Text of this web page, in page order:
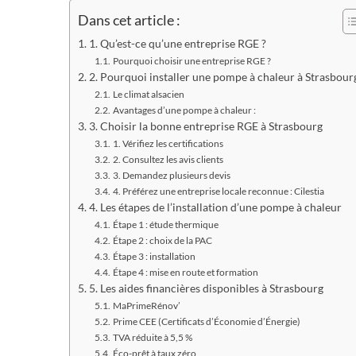
Dans cet article :
1. Qu’est-ce qu’une entreprise RGE ?
Pourquoi choisir une entreprise RGE ?
2. Pourquoi installer une pompe à chaleur à
Le climat alsacien
Avantages d’une pompe à chaleur :
3. Choisir la bonne entreprise RGE à Strasbourg
1. Vérifiez les certifications
2. Consultez les avis clients
3. Demandez plusieurs devis
4. Préférez une entreprise locale reconnue : Cilestia
4. Les étapes de l’installation d’une pompe à chaleur
Étape 1 : étude thermique
Étape 2 : choix de la PAC
Étape 3 : installation
Étape 4 : mise en route et formation
5. Les aides financières disponibles à Strasbourg
MaPrimeRénov’
Prime CEE (Certificats d’Économie d’Énergie)
TVA réduite à 5,5 %
Éco-prêt à taux zéro